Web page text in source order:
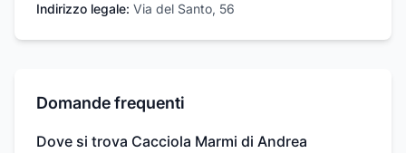
Indirizzo legale: Via del Santo, 56
Domande frequenti
Dove si trova Cacciola Marmi di Andrea